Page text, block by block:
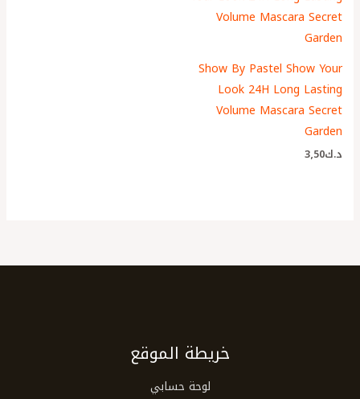
Show By Pastel Show Your
Look 24H Long Lasting
Volume Mascara Secret
Garden
د.ك3٫50
خريطة الموقع
لوحة حسابي